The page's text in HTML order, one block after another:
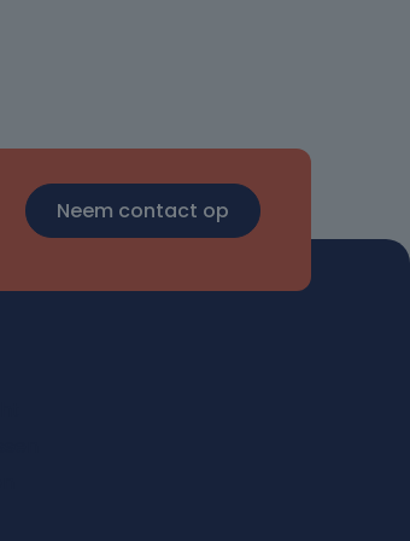
Neem contact op